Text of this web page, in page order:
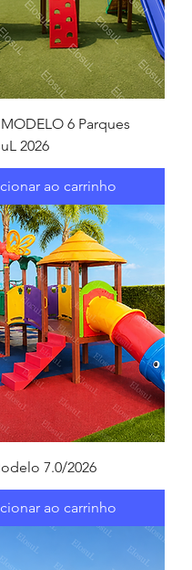
6 Parques
2026
ao carrinho
7.0/2026
ao carrinho